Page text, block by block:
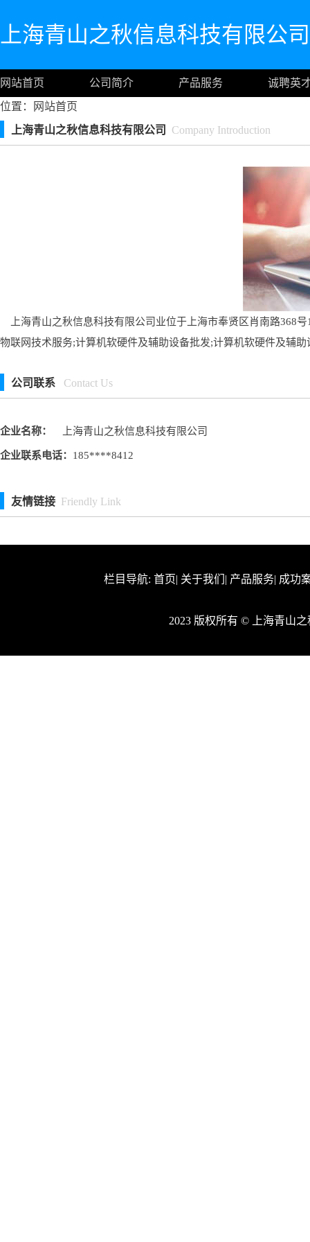
上海青山之秋信息科技有限公司
网站首页 公司简介 产品服务
诚聘英
位置：
网站首页
上海青山之秋信息科技有限公司
Company Introduction
上海青山之秋信息科技有限公司业位于上海市奉贤区肖南路368
物联网技术服务;计算机软硬件及辅助设备批发;计算机软硬件及辅
公司联系 Contact Us
企业名称： 上海青山之秋信息科技有限公司
企业联系电话： 185****8412
友情链接 Friendly Link
栏目导航: 首页| 关于我们 | 产品服务| 成功
2023 版权所有 © 上海青山